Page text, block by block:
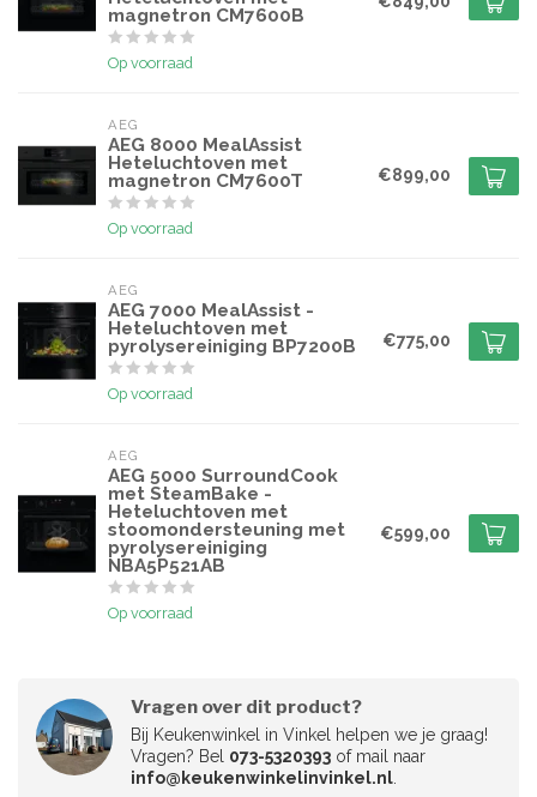
magnetron CM7600B
Op voorraad
AEG
AEG 8000 MealAssist
Heteluchtoven met
magnetron CM7600T
Op voorraad
€899,00
AEG
AEG 7000 MealAssist -
Heteluchtoven met
pyrolysereiniging BP7200B
Op voorraad
€775,00
AEG
AEG 5000 SurroundCook
met SteamBake -
Heteluchtoven met
stoomondersteuning met
pyrolysereiniging
NBA5P521AB
Op voorraad
€599,00
Vragen over dit product?
Bij Keukenwinkel in Vinkel helpen we je graag!
Vragen? Bel 073-5320393 of mail naar
info@keukenwinkelinvinkel.nl.